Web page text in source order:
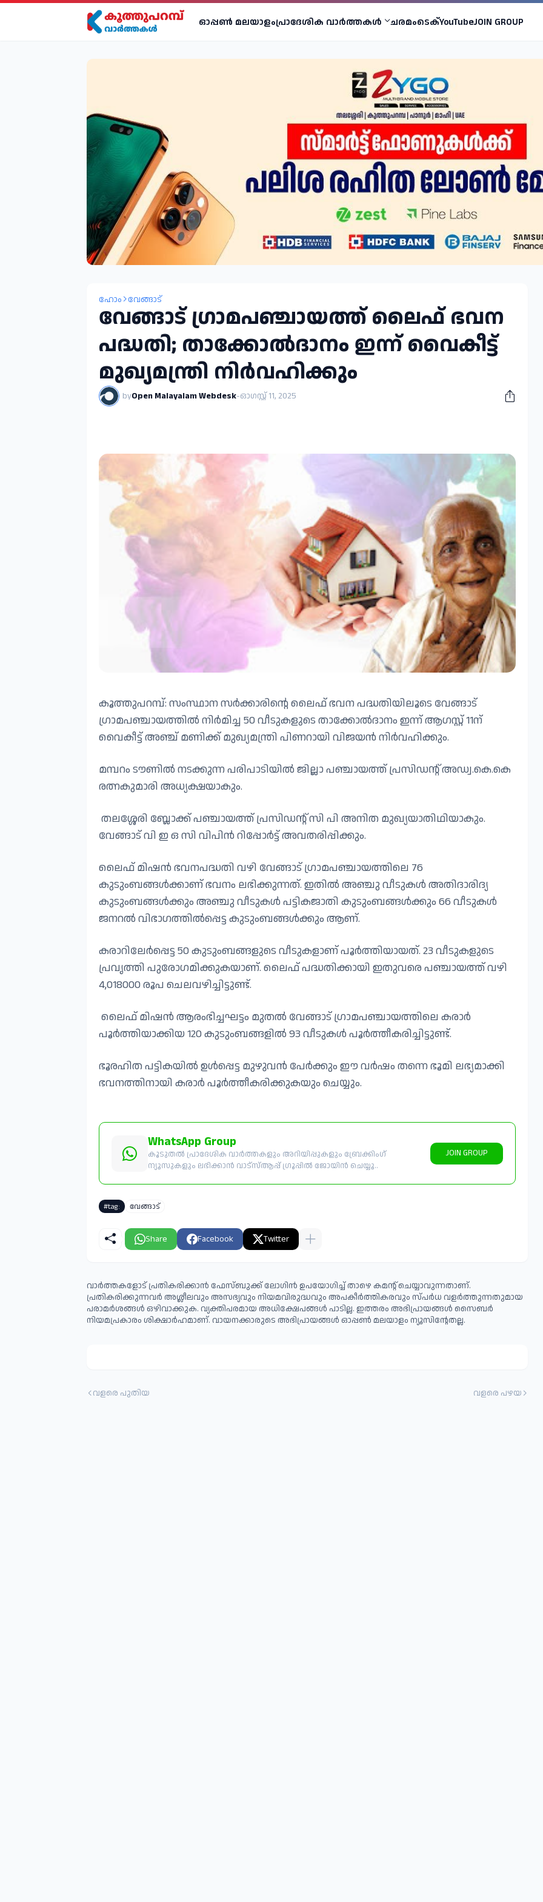
ഓപ്പണ്‍ മലയാളംപ്രാദേശിക വാര്‍ത്തകള്‍ ചരമംടെക്YouTubeJOIN GROUP
ഹോം വേങ്ങാട്
വേങ്ങാട് ഗ്രാമപഞ്ചായത്ത് ലൈഫ് ഭവന
പദ്ധതി; താക്കോൽദാനം ഇന്ന് വൈകീട്ട്
മുഖ്യമന്ത്രി നിർവഹിക്കും
byOpen Malayalam Webdesk-ഓഗസ്റ്റ് 11, 2025
കൂത്തുപറമ്പ്: സംസ്ഥാന സർക്കാരിന്റെ ലൈഫ് ഭവന പദ്ധതിയിലൂടെ വേങ്ങാട്
ഗ്രാമപഞ്ചായത്തിൽ നിർമിച്ച 50 വീടുകളുടെ താക്കോൽദാനം ഇന്ന് ആഗസ്റ്റ് 11ന്
വൈകീട്ട് അഞ്ച് മണിക്ക് മുഖ്യമന്ത്രി പിണറായി വിജയൻ നിർവഹിക്കും.
മമ്പറം ടൗണിൽ നടക്കുന്ന പരിപാടിയിൽ ജില്ലാ പഞ്ചായത്ത് പ്രസിഡന്റ് അഡ്വ.കെ.കെ
രത്നകുമാരി അധ്യക്ഷയാകും.
തലശ്ശേരി ബ്ലോക്ക്‌ പഞ്ചായത്ത് പ്രസിഡന്റ്‌ സി പി അനിത മുഖ്യയാതിഥിയാകും.
വേങ്ങാട് വി ഇ ഒ സി വിപിൻ റിപ്പോർട്ട്‌ അവതരിപ്പിക്കും.
ലൈഫ് മിഷൻ ഭവനപദ്ധതി വഴി വേങ്ങാട് ഗ്രാമപഞ്ചായത്തിലെ 76
കുടുംബങ്ങൾക്കാണ് ഭവനം ലഭിക്കുന്നത്. ഇതിൽ അഞ്ചു വീടുകൾ അതിദാരിദ്യ
കുടുംബങ്ങൾക്കും അഞ്ചു വീടുകൾ പട്ടികജാതി കുടുംബങ്ങൾക്കും 66 വീടുകൾ
ജനറൽ വിഭാഗത്തിൽപ്പെട്ട കുടുംബങ്ങൾക്കും ആണ്.
കരാറിലേർപ്പെട്ട 50 കുടുംബങ്ങളുടെ വീടുകളാണ് പൂർത്തിയായത്. 23 വീടുകളുടെ
പ്രവൃത്തി പുരോഗമിക്കുകയാണ്. ലൈഫ് പദ്ധതിക്കായി ഇതുവരെ പഞ്ചായത്ത് വഴി
4,018000 രൂപ ചെലവഴിച്ചിട്ടുണ്ട്.
ലൈഫ് മിഷൻ ആരംഭിച്ചഘട്ടം മുതൽ വേങ്ങാട് ഗ്രാമപഞ്ചായത്തിലെ കരാർ
പൂർത്തിയാക്കിയ 120 കുടുംബങ്ങളിൽ 93 വീടുകൾ പൂർത്തീകരിച്ചിട്ടുണ്ട്.
ഭൂരഹിത പട്ടികയിൽ ഉൾപ്പെട്ട മുഴുവൻ പേർക്കും ഈ വർഷം തന്നെ ഭൂമി ലഭ്യമാക്കി
ഭവനത്തിനായി കരാർ പൂർത്തീകരിക്കുകയും ചെയ്യും.
WhatsApp Group
കൂടുതൽ പ്രാദേശിക വാർത്തകളും അറിയിപ്പുകളും ബ്രേക്കിംഗ്
ന്യൂസുകളും ലഭിക്കാൻ വാട്സ്ആപ്പ് ഗ്രൂപ്പിൽ ജോയിൻ ചെയ്യൂ..
JOIN GROUP
#tag: വേങ്ങാട്
Share Facebook Twitter
വാർത്തകളോട് പ്രതികരിക്കാൻ ഫേസ്ബുക്ക് ലോഗിൻ ഉപയോഗിച്ച് താഴെ കമന്റ് ചെയ്യാവുന്നതാണ്.
പ്രതികരിക്കുന്നവര്‍ അശ്ലീലവും അസഭ്യവും നിയമവിരുദ്ധവും അപകീര്‍ത്തികരവും സ്പര്‍ധ വളര്‍ത്തുന്നതുമായ
പരാമര്‍ശങ്ങള്‍ ഒഴിവാക്കുക. വ്യക്തിപരമായ അധിക്ഷേപങ്ങള്‍ പാടില്ല. ഇത്തരം അഭിപ്രായങ്ങള്‍ സൈബര്‍
നിയമപ്രകാരം ശിക്ഷാര്‍ഹമാണ്. വായനക്കാരുടെ അഭിപ്രായങ്ങള്‍ ഓപ്പൺ മലയാളം ന്യൂസിന്റേതല്ല.
വളരെ പുതിയ വളരെ പഴയ